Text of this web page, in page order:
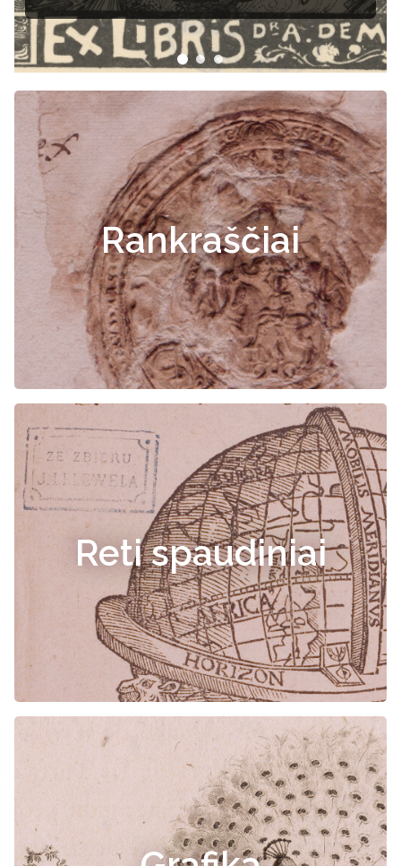
Rankraščiai
Reti spaudiniai